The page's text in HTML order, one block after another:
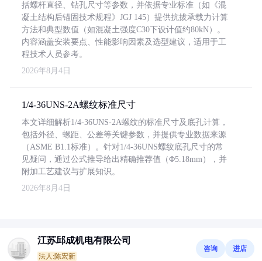
括螺杆直径、钻孔尺寸等参数，并依据专业标准（如《混
凝土结构后锚固技术规程》JGJ 145）提供抗拔承载力计算
方法和典型数值（如混凝土强度C30下设计值约80kN）。
内容涵盖安装要点、性能影响因素及选型建议，适用于工
程技术人员参考。
2026年8月4日
1/4-36UNS-2A螺纹标准尺寸
本文详细解析1/4-36UNS-2A螺纹的标准尺寸及底孔计算，
包括外径、螺距、公差等关键参数，并提供专业数据来源
（ASME B1.1标准）。针对1/4-36UNS螺纹底孔尺寸的常
见疑问，通过公式推导给出精确推荐值（Φ5.18mm），并
附加工艺建议与扩展知识。
2026年8月4日
江苏邱成机电有限公司
法人:陈宏新
咨询 进店